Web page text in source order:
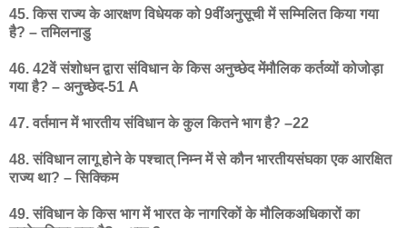
45. किस राज्य के आरक्षण विधेयक को 9वींअनुसूची में सम्मिलित किया गया
है? – तमिलनाडु
46. 42वें संशोधन द्वारा संविधान के किस अनुच्छेद मेंमौलिक कर्तव्यों कोजोड़ा
गया है? – अनुच्छेद-51 A
47. वर्तमान में भारतीय संविधान के कुल कितने भाग है? –22
48. संविधान लागू होने के पश्चात् निम्न में से कौन भारतीयसंघका एक आरक्षित
राज्य था? – सिक्किम
49. संविधान के किस भाग में भारत के नागरिकों के मौलिकअधिकारों का